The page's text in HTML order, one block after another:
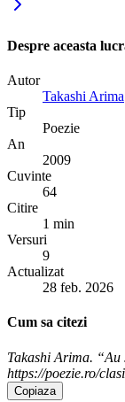
Despre aceasta
Autor
Takashi Arima
Tip
Poezie
An
2009
Cuvinte
64
Citire
1 min
Versuri
9
Actualizat
28 feb. 2026
Cum sa citezi
Takashi Arima. “Au
https://poezie.ro/
Copiaza